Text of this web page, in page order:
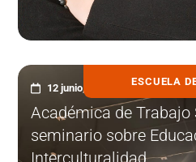
ESCUELA
12 junio, 2025
Académica de
seminario sobre
Interculturalidad